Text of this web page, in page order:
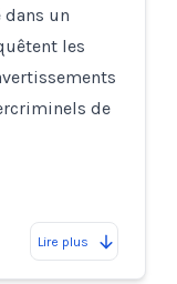
dans un
les
de
Lire plus